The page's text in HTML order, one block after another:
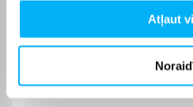
Atļaut
Preces